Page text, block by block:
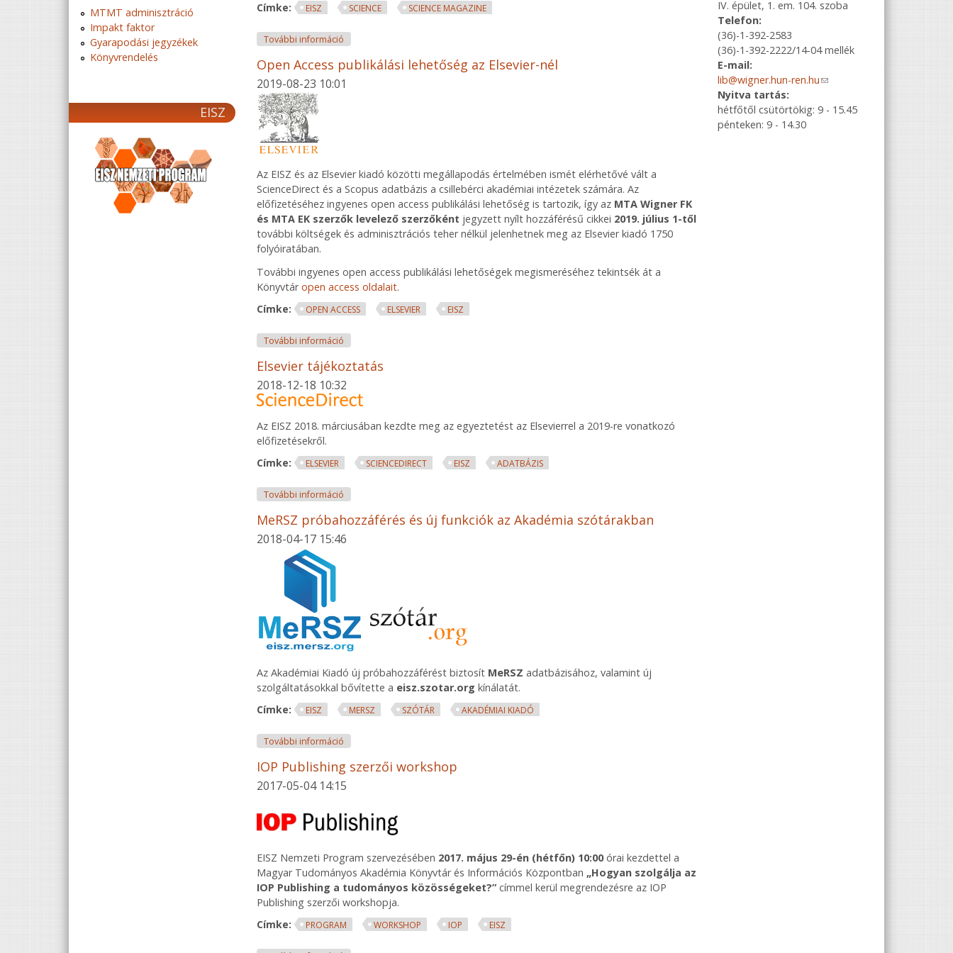
MTMT adminisztráció
Impakt faktor
Gyarapodási jegyzékek
Könyvrendelés
EISZ
Címke:
EISZ SCIENCE SCIENCE MAGAZINE
További információ
Open Access publikálási lehetőség az Elsevier-nél
2019-08-23 10:01
Az EISZ és az Elsevier kiadó közötti megállapodás értelmében ismét elérhetővé vált a
ScienceDirect és a Scopus adatbázis a csillebérci akadémiai intézetek számára. Az
előfizetéséhez ingyenes open access publikálási lehetőség is tartozik, így az MTA Wigner FK
és MTA EK szerzők levelező szerzőként jegyzett nyílt hozzáférésű cikkei 2019. július 1-től
további költségek és adminisztrációs teher nélkül jelenhetnek meg az Elsevier kiadó 1750
folyóiratában.
További ingyenes open access publikálási lehetőségek megismeréséhez tekintsék át a
Könyvtáropen access oldalait.
Címke:
OPEN ACCESS ELSEVIER EISZ
További információ
Elsevier tájékoztatás
2018-12-18 10:32
Az EISZ 2018. márciusában kezdte meg az egyeztetést az Elsevierrel a 2019-re vonatkozó
előfizetésekről.
Címke:
ELSEVIER SCIENCEDIRECT EISZ ADATBÁZIS
További információ
MeRSZ próbahozzáférés és új funkciók az Akadémia szótárakban
2018-04-17 15:46
Az Akadémiai Kiadó új próbahozzáférést biztosít MeRSZ adatbázisához, valamint új
szolgáltatásokkal bővítette a eisz.szotar.org kínálatát.
Címke:
EISZ MERSZ SZÓTÁR AKADÉMIAI KIADÓ
További információ
IOP Publishing szerzői workshop
2017-05-04 14:15
EISZ Nemzeti Program szervezésében 2017. május 29-én (hétfőn) 10:00órai kezdettel a
Magyar Tudományos Akadémia Könyvtár és Információs Központban „Hogyan szolgálja az
IOP Publishing a tudományos közösségeket?” címmel kerül megrendezésre az IOP
Publishing szerzői workshopja.
Címke:
PROGRAM WORKSHOP IOP EISZ
IV. épület, 1. em. 104. szoba
Telefon:
(36)-1-392-2583
(36)-1-392-2222/14-04 mellék
E-mail:
lib@wigner.hun-ren.hu(link sends e-
Nyitva tartás:
hétfőtől csütörtökig: 9 - 15.45
pénteken: 9 - 14.30